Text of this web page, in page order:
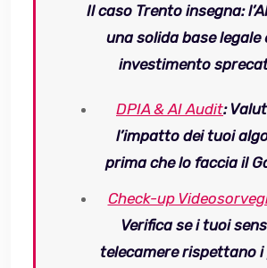
Il caso Trento insegna:
una solida base legale
investimento
DPIA & AI Audit:
l’impatto dei tuoi
prima che lo faccia il
Check-up
Verifica se i tuoi
telecamere rispettano i